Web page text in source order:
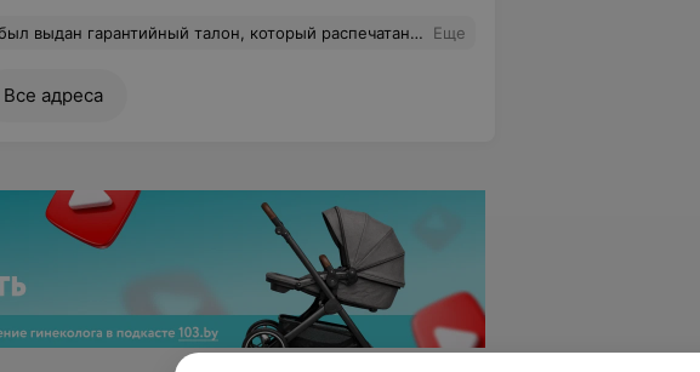
295 000 Вам никто не мог. Поражают наши люди в том, что после покупки они связались с руководством фирмы для выяснения данной ситуации. После длительного разговора разрешают ситуацию. Но затем пишут еще отрицательные отзывы. Еще
Все адреса